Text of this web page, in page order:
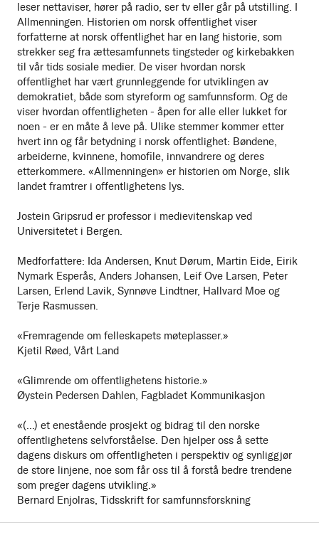
leser nettaviser, hører på radio, ser tv eller går på utstilling. I
Allmenningen. Historien om norsk offentlighet viser
forfatterne at norsk offentlighet har en lang historie, som
strekker seg fra ættesamfunnets tingsteder og kirkebakken
til vår tids sosiale medier. De viser hvordan norsk
offentlighet har vært grunnleggende for utviklingen av
demokratiet, både som styreform og samfunnsform. Og de
viser hvordan offentligheten - åpen for alle eller lukket for
noen - er en måte å leve på. Ulike stemmer kommer etter
hvert inn og får betydning i norsk offentlighet: Bøndene,
arbeiderne, kvinnene, homofile, innvandrere og deres
etterkommere. «Allmenningen» er historien om Norge, slik
landet framtrer i offentlighetens lys.
Jostein Gripsrud er professor i medievitenskap ved
Universitetet i Bergen.
Medforfattere: Ida Andersen, Knut Dørum, Martin Eide, Eirik
Nymark Esperås, Anders Johansen, Leif Ove Larsen, Peter
Larsen, Erlend Lavik, Synnøve Lindtner, Hallvard Moe og
Terje Rasmussen.
«Fremragende om felleskapets møteplasser.»
Kjetil Røed, Vårt Land
«Glimrende om offentlighetens historie.»
Øystein Pedersen Dahlen, Fagbladet Kommunikasjon
«(...) et enestående prosjekt og bidrag til den norske
offentlighetens selvforståelse. Den hjelper oss å sette
dagens diskurs om offentligheten i perspektiv og synliggjør
de store linjene, noe som får oss til å forstå bedre trendene
som preger dagens utvikling.»
Bernard Enjolras, Tidsskrift for samfunnsforskning